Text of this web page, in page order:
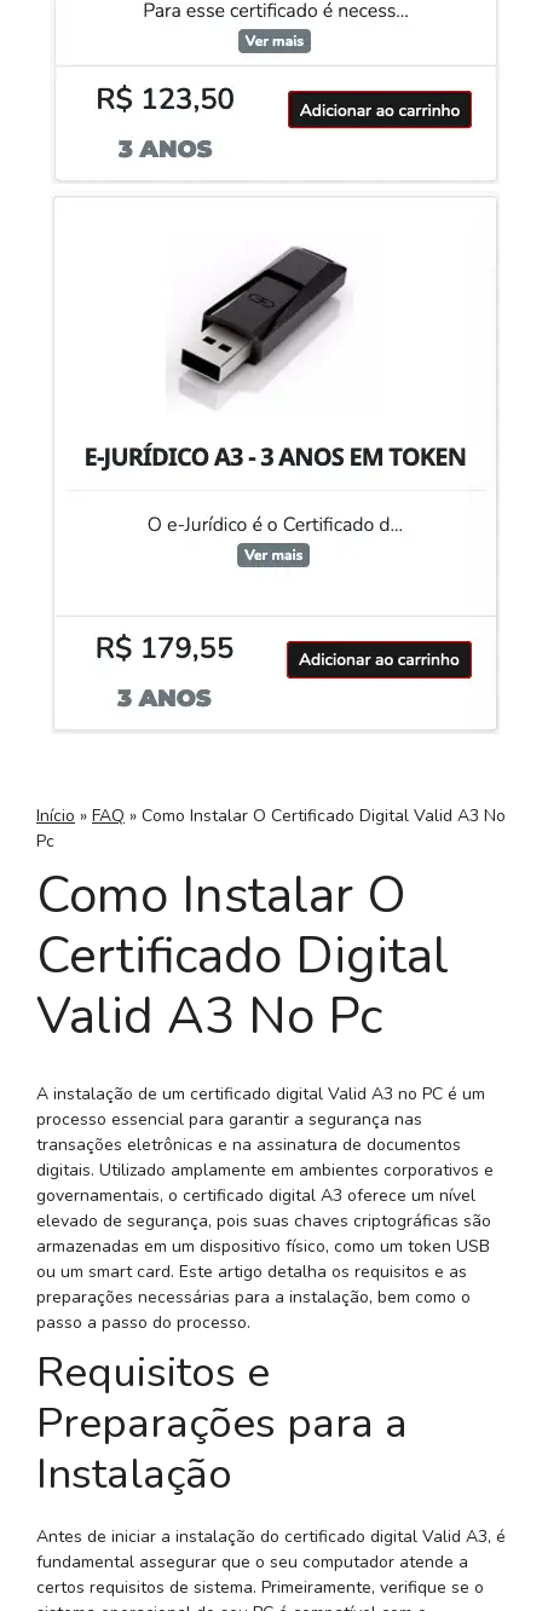
Início » FAQ » Como Instalar O Certificado Digital Valid A3 No
Pc
Como Instalar O
Certificado Digital
Valid A3 No Pc
A instalação de um certificado digital Valid A3 no PC é um
processo essencial para garantir a segurança nas
transações eletrônicas e na assinatura de documentos
digitais. Utilizado amplamente em ambientes corporativos e
governamentais, o certificado digital A3 oferece um nível
elevado de segurança, pois suas chaves criptográficas são
armazenadas em um dispositivo físico, como um token USB
ou um smart card. Este artigo detalha os requisitos e as
preparações necessárias para a instalação, bem como o
passo a passo do processo.
Requisitos e
Preparações para a
Instalação
Antes de iniciar a instalação do certificado digital Valid A3, é
fundamental assegurar que o seu computador atende a
certos requisitos de sistema. Primeiramente, verifique se o